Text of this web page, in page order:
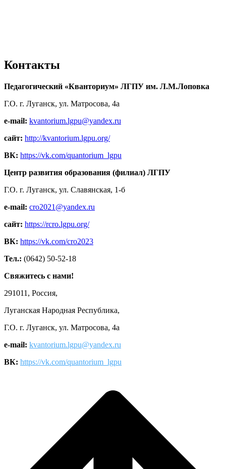
Контакты
Педагогический «Кванториум» ЛГПУ им. Л.М.Лоповка
Г.О. г. Луганск, ул. Матросова, 4а
e-mail: kvantorium.lgpu@yandex.ru
сайт: http://kvantorium.lgpu.org/
ВК: https://vk.com/quantorium_lgpu
Центр развития образования (филиал) ЛГПУ
Г.О. г. Луганск, ул. Славянская, 1-б
e-mail: cro2021@yandex.ru
сайт: https://rcro.lgpu.org/
ВК: https://vk.com/cro2023
Тел.: (0642) 50-52-18
Свяжитесь с нами!
291011, Россия,
Луганская Народная Республика,
Г.О. г. Луганск, ул. Матросова, 4а
e-mail: kvantorium.lgpu@yandex.ru
ВК: https://vk.com/quantorium_lgpu